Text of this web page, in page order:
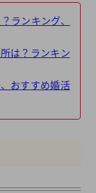
ランキング、
は？ランキン
おすすめ婚活